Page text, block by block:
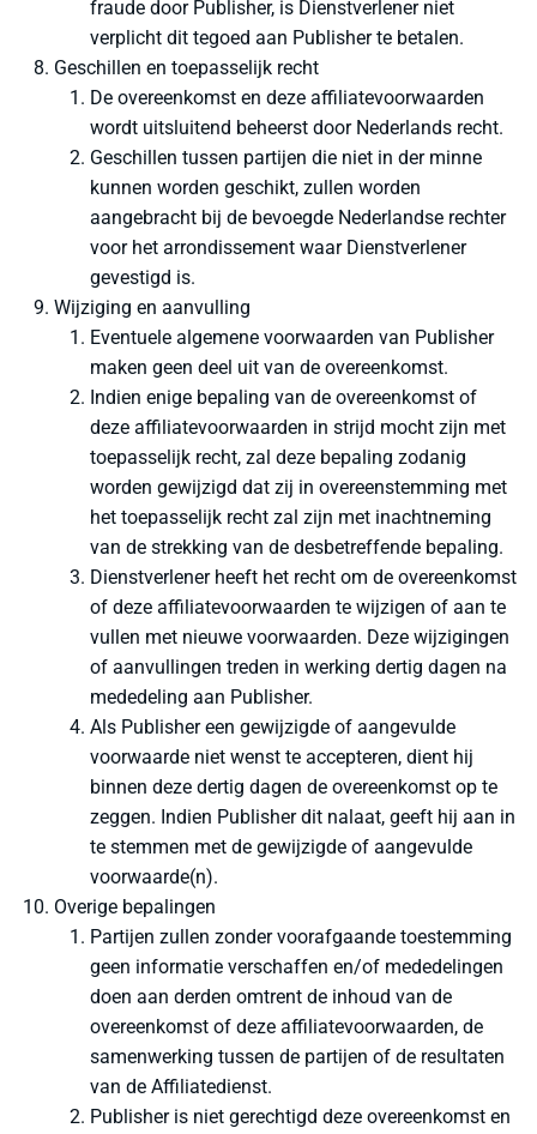
fraude door Publisher, is Dienstverlener niet
verplicht dit tegoed aan Publisher te betalen.
Geschillen en toepasselijk recht
De overeenkomst en deze affiliatevoorwaarden
wordt uitsluitend beheerst door Nederlands recht.
Geschillen tussen partijen die niet in der minne
kunnen worden geschikt, zullen worden
aangebracht bij de bevoegde Nederlandse rechter
voor het arrondissement waar Dienstverlener
gevestigd is.
Wijziging en aanvulling
Eventuele algemene voorwaarden van Publisher
maken geen deel uit van de overeenkomst.
Indien enige bepaling van de overeenkomst of
deze affiliatevoorwaarden in strijd mocht zijn met
toepasselijk recht, zal deze bepaling zodanig
worden gewijzigd dat zij in overeenstemming met
het toepasselijk recht zal zijn met inachtneming
van de strekking van de desbetreffende bepaling.
Dienstverlener heeft het recht om de overeenkomst
of deze affiliatevoorwaarden te wijzigen of aan te
vullen met nieuwe voorwaarden. Deze wijzigingen
of aanvullingen treden in werking dertig dagen na
mededeling aan Publisher.
Als Publisher een gewijzigde of aangevulde
voorwaarde niet wenst te accepteren, dient hij
binnen deze dertig dagen de overeenkomst op te
zeggen. Indien Publisher dit nalaat, geeft hij aan in
te stemmen met de gewijzigde of aangevulde
voorwaarde(n).
Overige bepalingen
Partijen zullen zonder voorafgaande toestemming
geen informatie verschaffen en/of mededelingen
doen aan derden omtrent de inhoud van de
overeenkomst of deze affiliatevoorwaarden, de
samenwerking tussen de partijen of de resultaten
van de Affiliatedienst.
Publisher is niet gerechtigd deze overeenkomst en